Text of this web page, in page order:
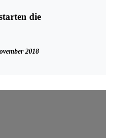
die
2018